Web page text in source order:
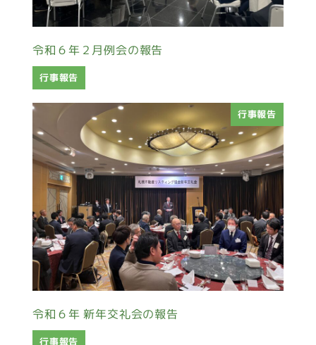
令和６年２月例会の報告
行事報告
行事報告
令和６年 新年交礼会の報告
行事報告